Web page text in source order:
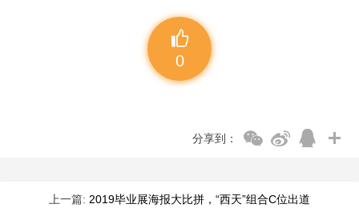
0
分享到：
上一篇: 2019毕业展海报大比拼，“西天”组合C位出道